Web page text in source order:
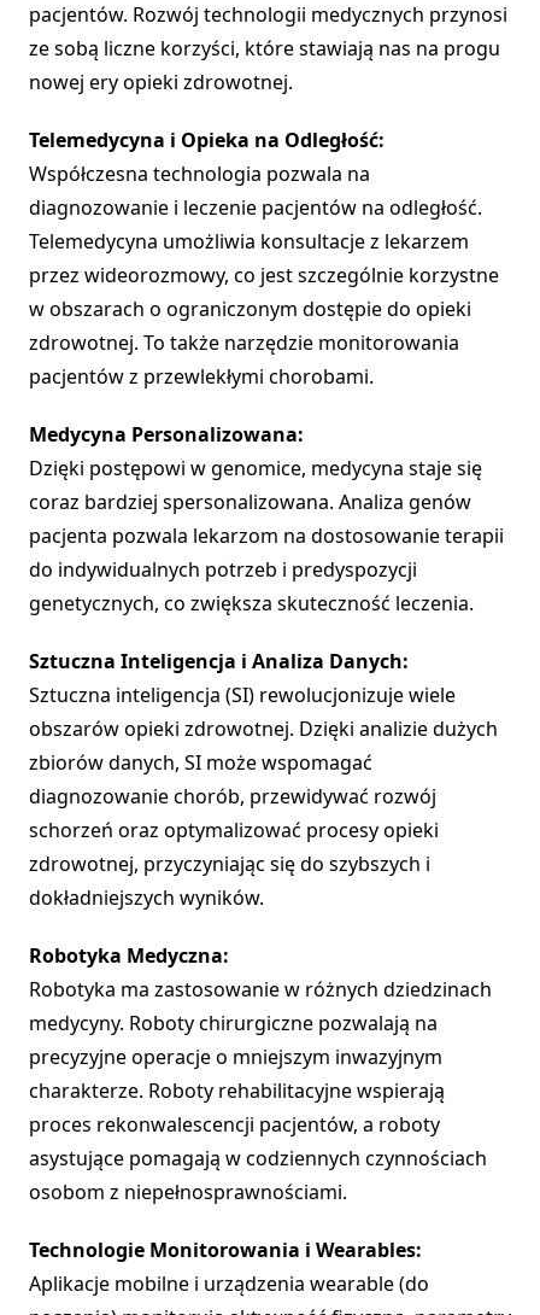
pacjentów. Rozwój technologii medycznych przynosi
ze sobą liczne korzyści, które stawiają nas na progu
nowej ery opieki zdrowotnej.
Telemedycyna i Opieka na Odległość:
Współczesna technologia pozwala na
diagnozowanie i leczenie pacjentów na odległość.
Telemedycyna umożliwia konsultacje z lekarzem
przez wideorozmowy, co jest szczególnie korzystne
w obszarach o ograniczonym dostępie do opieki
zdrowotnej. To także narzędzie monitorowania
pacjentów z przewlekłymi chorobami.
Medycyna Personalizowana:
Dzięki postępowi w genomice, medycyna staje się
coraz bardziej spersonalizowana. Analiza genów
pacjenta pozwala lekarzom na dostosowanie terapii
do indywidualnych potrzeb i predyspozycji
genetycznych, co zwiększa skuteczność leczenia.
Sztuczna Inteligencja i Analiza Danych:
Sztuczna inteligencja (SI) rewolucjonizuje wiele
obszarów opieki zdrowotnej. Dzięki analizie dużych
zbiorów danych, SI może wspomagać
diagnozowanie chorób, przewidywać rozwój
schorzeń oraz optymalizować procesy opieki
zdrowotnej, przyczyniając się do szybszych i
dokładniejszych wyników.
Robotyka Medyczna:
Robotyka ma zastosowanie w różnych dziedzinach
medycyny. Roboty chirurgiczne pozwalają na
precyzyjne operacje o mniejszym inwazyjnym
charakterze. Roboty rehabilitacyjne wspierają
proces rekonwalescencji pacjentów, a roboty
asystujące pomagają w codziennych czynnościach
osobom z niepełnosprawnościami.
Technologie Monitorowania i Wearables:
Aplikacje mobilne i urządzenia wearable (do